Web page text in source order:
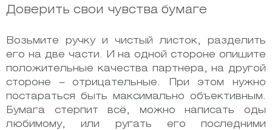
Доверить свои чувства бумаге
Возьмите ручку и чистый листок, разделить
его на две части. И на одной стороне опишите
положительные качества партнера, на другой
стороне – отрицательные. При этом нужно
постараться быть максимально объективным.
Бумага стерпит всё, можно написать оды
любимому, или ругать его последними